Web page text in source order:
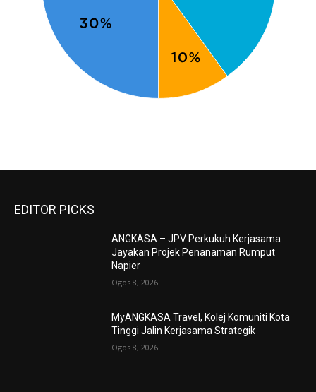
EDITOR PICKS
ANGKASA – JPV Perkukuh Kerjasama
Jayakan Projek Penanaman Rumput
Napier
Ogos 8, 2026
MyANGKASA Travel, Kolej Komuniti Kota
Tinggi Jalin Kerjasama Strategik
Ogos 8, 2026